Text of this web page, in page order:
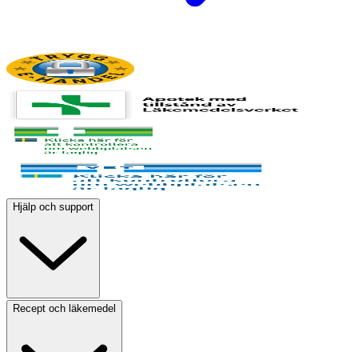
Hjälp och support
Recept och läkemedel